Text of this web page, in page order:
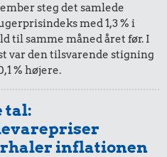
steg det samlede
med 1,3 % i
til samme måned året før. I
var den tilsvarende stigning
% højere.
tal:
inflationen